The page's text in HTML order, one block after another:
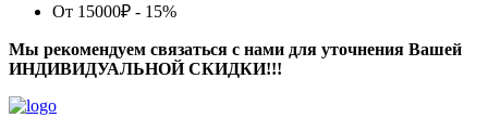
От 15000₽ - 15%
Мы рекомендуем связаться с нами для уточнения Вашей
ИНДИВИДУАЛЬНОЙ СКИДКИ!!!